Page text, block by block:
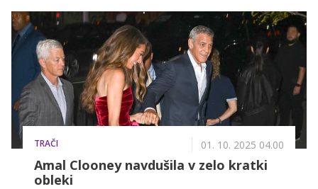
TRAČI 01. 10. 2025 04.00
Amal Clooney navdušila v zelo kratki
obleki